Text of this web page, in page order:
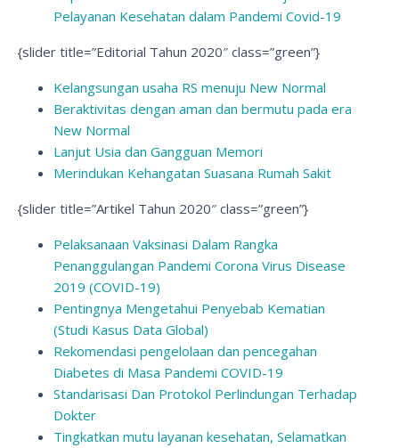
Pelayanan Kesehatan dalam Pandemi Covid-19
{slider title=”Editorial Tahun 2020″ class=”green”}
Kelangsungan usaha RS menuju New Normal
Beraktivitas dengan aman dan bermutu pada era
New Normal
Lanjut Usia dan Gangguan Memori
Merindukan Kehangatan Suasana Rumah Sakit
{slider title=”Artikel Tahun 2020″ class=”green”}
Pelaksanaan Vaksinasi Dalam Rangka
Penanggulangan Pandemi Corona Virus Disease
2019 (COVID-19)
Pentingnya Mengetahui Penyebab Kematian
(Studi Kasus Data Global)
Rekomendasi pengelolaan dan pencegahan
Diabetes di Masa Pandemi COVID-19
Standarisasi Dan Protokol Perlindungan Terhadap
Dokter
Tingkatkan mutu layanan kesehatan, Selamatkan